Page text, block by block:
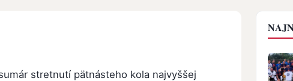
stretnutí pätnásteho kola najvyššej